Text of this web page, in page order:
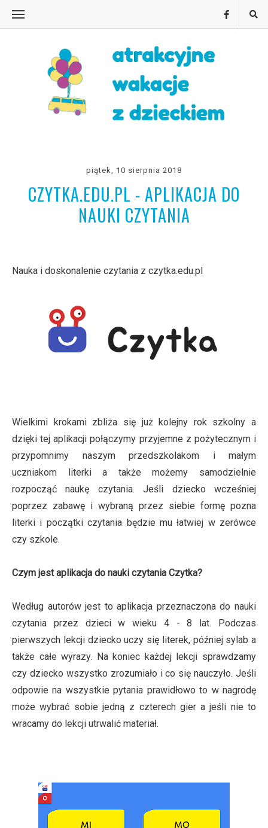
piątek, 10 sierpnia 2018
CZYTKA.EDU.PL - APLIKACJA DO
NAUKI CZYTANIA
Nauka i doskonalenie czytania z czytka.edu.pl
Wielkimi krokami zbliża się już kolejny rok szkolny a
dzięki tej aplikacji połączymy przyjemne z pożytecznym i
przypomnimy naszym przedszkolakom i małym
uczniakom literki a także możemy samodzielnie
rozpocząć naukę czytania. Jeśli dziecko wcześniej
poprzez zabawę i wybraną przez siebie formę pozna
literki i początki czytania będzie mu łatwiej w zerówce
czy szkole.
Czym jest aplikacja do nauki czytania Czytka?
Według autorów jest to aplikacja przeznaczona do nauki
czytania przez dzieci w wieku 4 - 8 lat. Podczas
pierwszych lekcji dziecko uczy się literek, później sylab a
także całe wyrazy. Na koniec każdej lekcji sprawdzamy
czy dziecko wszystko zrozumiało i co się nauczyło. Jeśli
odpowie na wszystkie pytania prawidłowo to w nagrodę
może wybrać sobie jedną z czterech gier a jeśli nie to
wracamy do lekcji utrwalić materiał.